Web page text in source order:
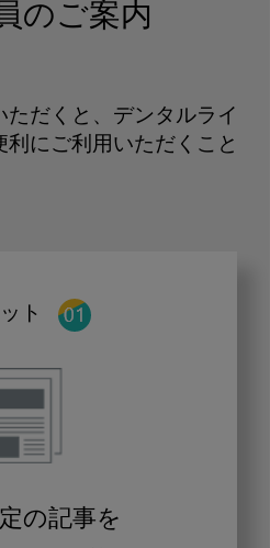
のご案内
だくと、デンタルライ
にご利用いただくこと
ト
の記事を